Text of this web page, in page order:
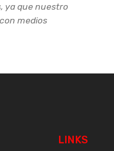
ya que nuestro
medios
LINKS